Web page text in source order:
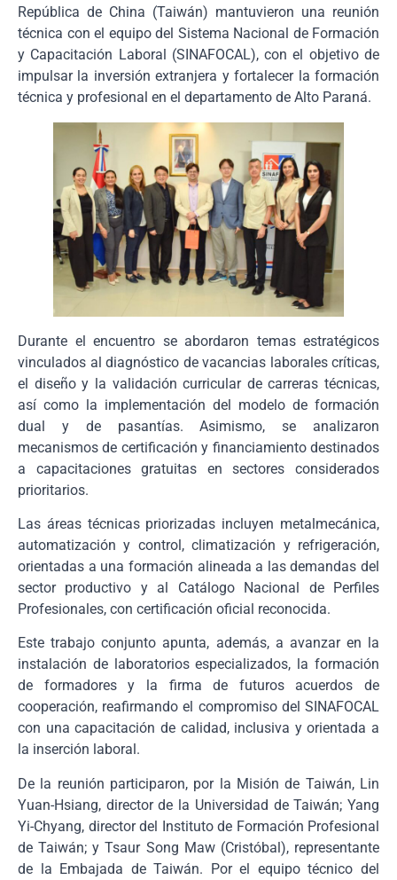
República de China (Taiwán) mantuvieron una reunión
técnica con el equipo del Sistema Nacional de Formación
y Capacitación Laboral (SINAFOCAL), con el objetivo de
impulsar la inversión extranjera y fortalecer la formación
técnica y profesional en el departamento de Alto Paraná.
Durante el encuentro se abordaron temas estratégicos
vinculados al diagnóstico de vacancias laborales críticas,
el diseño y la validación curricular de carreras técnicas,
así como la implementación del modelo de formación
dual y de pasantías. Asimismo, se analizaron
mecanismos de certificación y financiamiento destinados
a capacitaciones gratuitas en sectores considerados
prioritarios.
Las áreas técnicas priorizadas incluyen metalmecánica,
automatización y control, climatización y refrigeración,
orientadas a una formación alineada a las demandas del
sector productivo y al Catálogo Nacional de Perfiles
Profesionales, con certificación oficial reconocida.
Este trabajo conjunto apunta, además, a avanzar en la
instalación de laboratorios especializados, la formación
de formadores y la firma de futuros acuerdos de
cooperación, reafirmando el compromiso del SINAFOCAL
con una capacitación de calidad, inclusiva y orientada a
la inserción laboral.
De la reunión participaron, por la Misión de Taiwán, Lin
Yuan-Hsiang, director de la Universidad de Taiwán; Yang
Yi-Chyang, director del Instituto de Formación Profesional
de Taiwán; y Tsaur Song Maw (Cristóbal), representante
de la Embajada de Taiwán. Por el equipo técnico del